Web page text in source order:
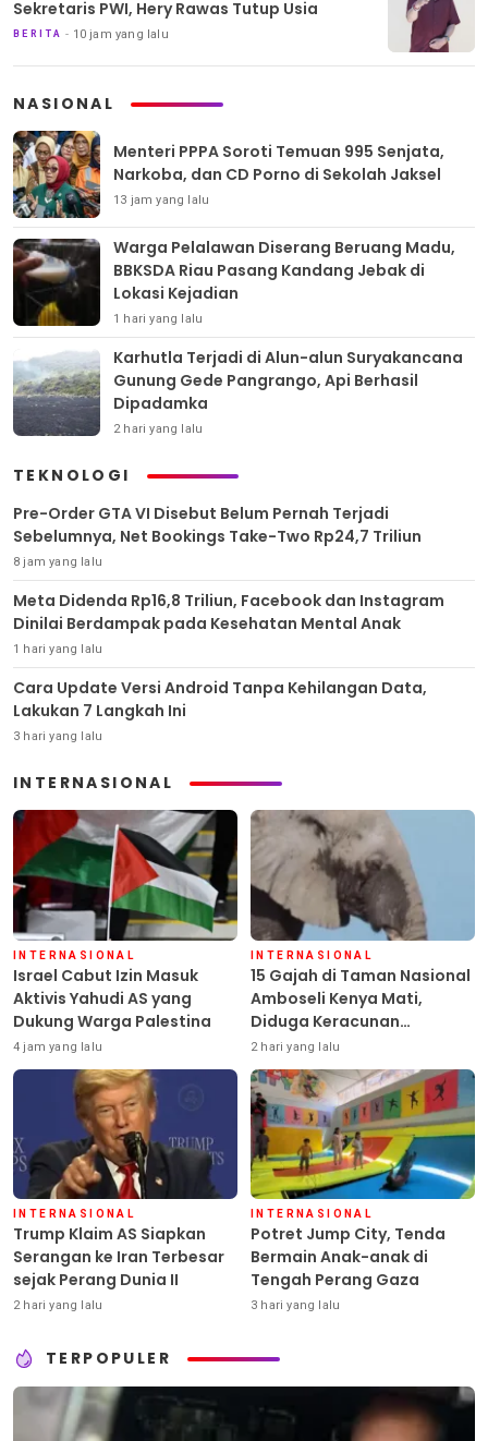
Sekretaris PWI, Hery Rawas Tutup Usia
BERITA 10 jam yang lalu
NASIONAL
Menteri PPPA Soroti Temuan 995 Senjata,
Narkoba, dan CD Porno di Sekolah Jaksel
13 jam yang lalu
Warga Pelalawan Diserang Beruang Madu,
BBKSDA Riau Pasang Kandang Jebak di
Lokasi Kejadian
1 hari yang lalu
Karhutla Terjadi di Alun-alun Suryakancana
Gunung Gede Pangrango, Api Berhasil
Dipadamka
2 hari yang lalu
TEKNOLOGI
Pre-Order GTA VI Disebut Belum Pernah Terjadi
Sebelumnya, Net Bookings Take-Two Rp24,7 Triliun
8 jam yang lalu
Meta Didenda Rp16,8 Triliun, Facebook dan Instagram
Dinilai Berdampak pada Kesehatan Mental Anak
1 hari yang lalu
Cara Update Versi Android Tanpa Kehilangan Data,
Lakukan 7 Langkah Ini
3 hari yang lalu
INTERNASIONAL
INTERNASIONAL
Israel Cabut Izin Masuk
Aktivis Yahudi AS yang
Dukung Warga Palestina
4 jam yang lalu
INTERNASIONAL
15 Gajah di Taman Nasional
Amboseli Kenya Mati,
Diduga Keracunan
Pestisida
2 hari yang lalu
INTERNASIONAL
Trump Klaim AS Siapkan
Serangan ke Iran Terbesar
sejak Perang Dunia II
2 hari yang lalu
INTERNASIONAL
Potret Jump City, Tenda
Bermain Anak-anak di
Tengah Perang Gaza
3 hari yang lalu
TERPOPULER